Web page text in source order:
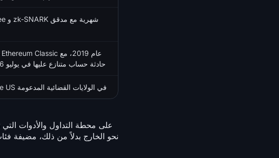
حادثة حساب متنازع عليها في يوليو 2026 قيد المراجعة
نعم، من خلال Gate US في الولايات القضائية المدعومة